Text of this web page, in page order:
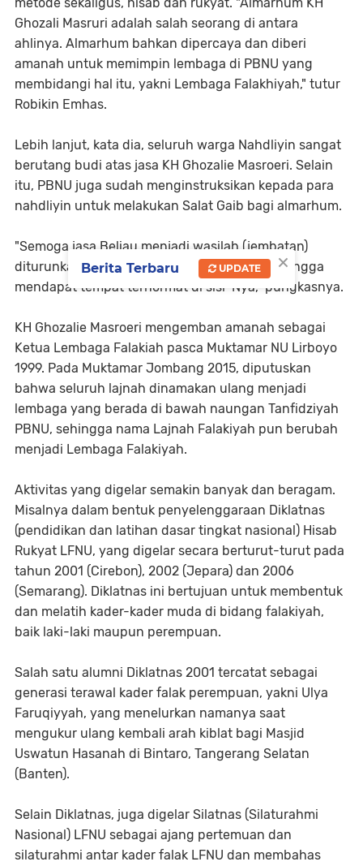
Ghozali Masruri adalah salah seorang di antara
ahlinya. Almarhum bahkan dipercaya dan diberi
amanah untuk memimpin lembaga di PBNU yang
membidangi hal itu, yakni Lembaga Falakhiyah," tutur
Robikin Emhas.
Lebih lanjut, kata dia, seluruh warga Nahdliyin sangat
berutang budi atas jasa KH Ghozalie Masroeri. Selain
itu, PBNU juga sudah menginstruksikan kepada para
nahdliyin untuk melakukan Salat Gaib bagi almarhum.
"Semoga jasa Beliau menjadi wasilah (jembatan)
diturunkannya rahmat kepada almarhum sehingga
mendapat tempat terhormat di sisi-Nya," pungkasnya.
KH Ghozalie Masroeri mengemban amanah sebagai
Ketua Lembaga Falakiah pasca Muktamar NU Lirboyo
1999. Pada Muktamar Jombang 2015, diputuskan
bahwa seluruh lajnah dinamakan ulang menjadi
lembaga yang berada di bawah naungan Tanfidziyah
PBNU, sehingga nama Lajnah Falakiyah pun berubah
menjadi Lembaga Falakiyah.
Aktivitas yang digelar semakin banyak dan beragam.
Misalnya dalam bentuk penyelenggaraan Diklatnas
(pendidikan dan latihan dasar tingkat nasional) Hisab
Rukyat LFNU, yang digelar secara berturut-turut pada
tahun 2001 (Cirebon), 2002 (Jepara) dan 2006
(Semarang). Diklatnas ini bertujuan untuk membentuk
dan melatih kader-kader muda di bidang falakiyah,
baik laki-laki maupun perempuan.
Salah satu alumni Diklatnas 2001 tercatat sebagai
generasi terawal kader falak perempuan, yakni Ulya
Faruqiyyah, yang menelurkan namanya saat
mengukur ulang kembali arah kiblat bagi Masjid
Uswatun Hasanah di Bintaro, Tangerang Selatan
(Banten).
Selain Diklatnas, juga digelar Silatnas (Silaturahmi
Nasional) LFNU sebagai ajang pertemuan dan
silaturahmi antar kader falak LFNU dan membahas
×
Berita Terbaru UPDATE